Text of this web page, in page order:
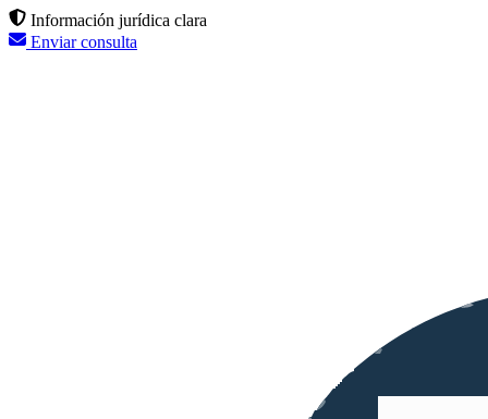
Información jurídica clara
Enviar consulta